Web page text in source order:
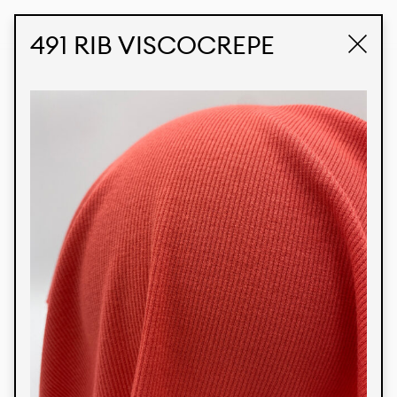
491 RIB VISCOCREPE
Produtos
Temos orgulho de expressar nossa identidade
brasileira por meio de nossos tecidos e estampas
personalizadas, trabalhando em colaboração
com nossos clientes e dando vida aos seus
conceitos e criações. Nossa extensa linha de
produtos tem opções para diferentes mercados.
Oferecemos também tecidos ecológicos e
tecnológicos que podem ser acabados em
qualquer cor sólida ou impressão digital.
Cores